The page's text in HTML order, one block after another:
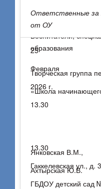
Воспитатели,
образования
Творческая группа
«Школа
Янковская В.М.,
Ахтырская Ю.В.
Ответственные за
от ОУ
25
Февраля
2026 г.
13.30
13.30
Гаккелевская ул., д.
ГБДОУ детский сад